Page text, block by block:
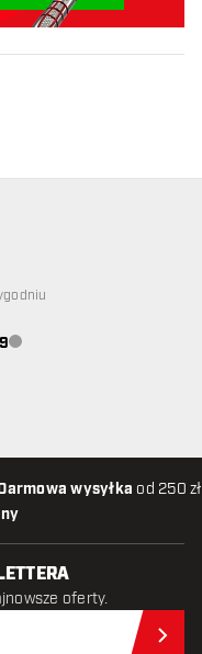
wysyłka od 250
Obsługa klienta niedostępna
oferty.